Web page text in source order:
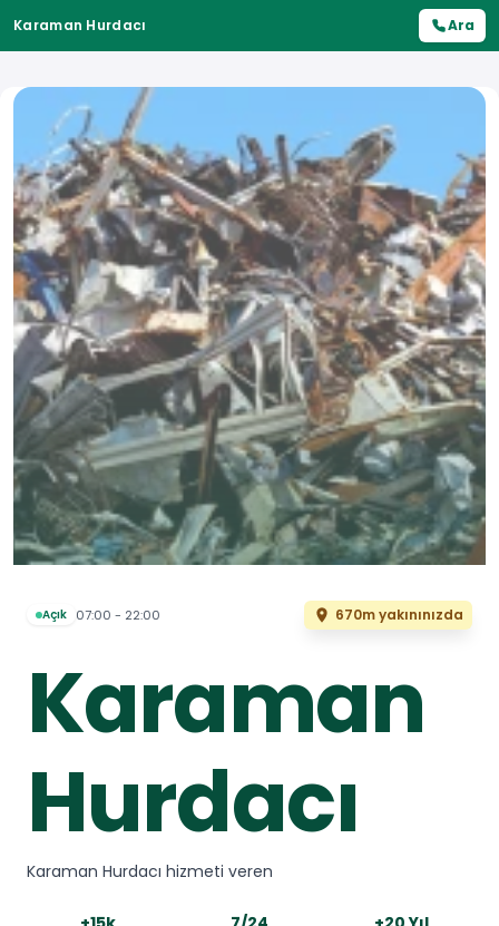
Karaman Hurdacı Ara
Açık 07:00 - 22:00 670m yakınınızda
Karaman
Hurdacı
Karaman Hurdacı hizmeti veren